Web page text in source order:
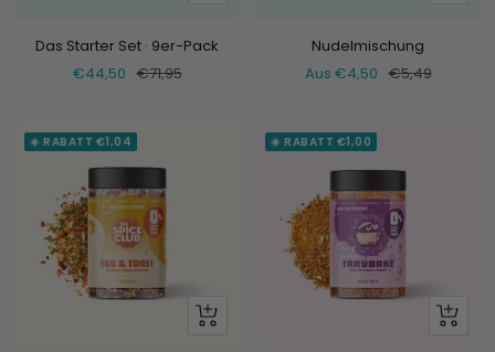
Das Starter Set · 9er-Pack
Verkaufspreis
€44,50 Normaler
€71,95
Nudelmischung
Verkaufspreis
Aus €4,50 Normaler
€5,49
☀️ RABATT €1,04
Schau
☀️ RABATT €1,00
Schau